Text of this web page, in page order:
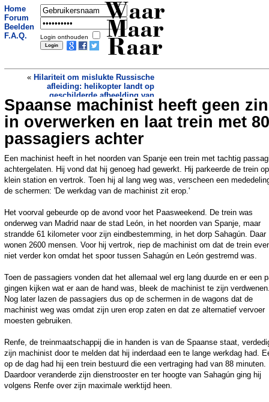
Home
Forum
Beelden
F.A.Q.
Login onthouden
Waar
Maar
Raar
« Hilariteit om mislukte Russische
afleiding: helikopter landt op
geschilderde afbeelding van
gevechtsvliegtuig
Man (84) rijdt onder invloed van talud
en toont zelfgeknutseld rijbewijs»
Spaanse machinist heeft geen zin
in overwerken en laat trein met 80
passagiers achter
Een machinist heeft in het noorden van Spanje een trein met tachtig
achtergelaten. Hij vond dat hij genoeg had gewerkt. Hij parkeerde de trein
klein station en vertrok. Toen hij al lang weg was, verscheen een
de schermen: 'De werkdag van de machinist zit erop.'
Het voorval gebeurde op de avond voor het Paasweekend. De trein was
onderweg van Madrid naar de stad León, in het noorden van Spanje, maar
strandde 61 kilometer voor zijn eindbestemming, in het dorp Sahagún. Daar
wonen 2600 mensen. Voor hij vertrok, riep de machinist om dat de trein
niet verder kon omdat het spoor tussen Sahagún en León gestremd was.
Toen de passagiers vonden dat het allemaal wel erg lang duurde en er een
gingen kijken wat er aan de hand was, bleek de machinist te zijn
Nog later lazen de passagiers dus op de schermen in de wagons dat de
machinist weg was omdat zijn uren erop zaten en dat ze alternatief vervoer
moesten gebruiken.
Renfe, de treinmaatschappij die in handen is van de Spaanse staat,
zijn machinist door te melden dat hij inderdaad een te lange werkdag had.
op de dag had hij een trein bestuurd die een vertraging had van 88 minuten.
Daardoor veranderde zijn dienstrooster en ter hoogte van Sahagún ging hij
volgens Renfe over zijn maximale werktijd heen.